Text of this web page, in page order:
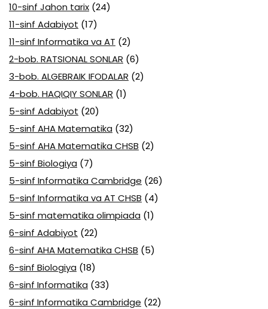
10-sinf Jahon tarix (24)
11-sinf Adabiyot (17)
11-sinf Informatika va AT (2)
2-bob. RATSIONAL SONLAR (6)
3-bob. ALGEBRAIK IFODALAR (2)
4-bob. HAQIQIY SONLAR (1)
5-sinf Adabiyot (20)
5-sinf AHA Matematika (32)
5-sinf AHA Matematika CHSB (2)
5-sinf Biologiya (7)
5-sinf Informatika Cambridge (26)
5-sinf Informatika va AT CHSB (4)
5-sinf matematika olimpiada (1)
6-sinf Adabiyot (22)
6-sinf AHA Matematika CHSB (5)
6-sinf Biologiya (18)
6-sinf Informatika (33)
6-sinf Informatika Cambridge (22)